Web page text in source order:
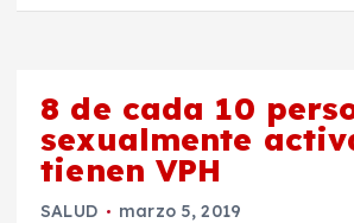
8 de cada 10
sexualmente
tienen VPH
SALUD marzo 5, 2019